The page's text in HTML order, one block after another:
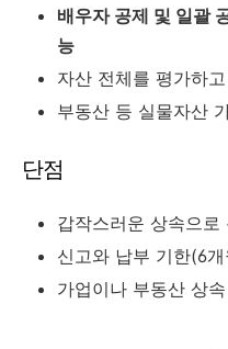
배우자 공제 및 일괄
능
자산 전체를 평가하고
부동산 등 실물자산
단점
갑작스러운 상속으로
신고와 납부 기한(6
가업이나 부동산 상속